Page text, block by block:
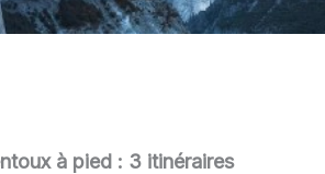
à pied : 3 itinéraires